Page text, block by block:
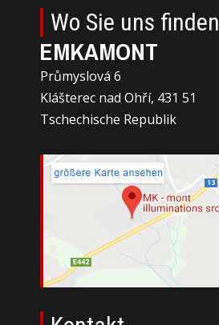
Wo Sie uns finden
EMKAMONT
Průmyslová 6
Klášterec nad Ohří, 431 51
Tschechische Republik